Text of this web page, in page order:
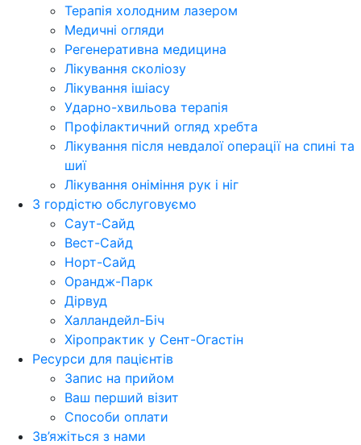
Терапія холодним лазером
Медичні огляди
Регенеративна медицина
Лікування сколіозу
Лікування ішіасу
Ударно-хвильова терапія
Профілактичний огляд хребта
Лікування після невдалої операції на спині та
шиї
Лікування оніміння рук і ніг
З гордістю обслуговуємо
Саут-Сайд
Вест-Сайд
Норт-Сайд
Орандж-Парк
Дірвуд
Халландейл-Біч
Хіропрактик у Сент-Огастін
Ресурси для пацієнтів
Запис на прийом
Ваш перший візит
Способи оплати
Зв’яжіться з нами